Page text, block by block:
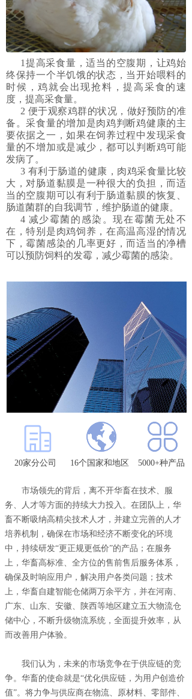
1提高采食量，适当的空腹期，让鸡始
终保持一个半饥饿的状态，当开始喂料的
时候，鸡就会出现抢料，提高采食的速
度，提高采食量。
2 便于观察鸡群的状况，做好预防的准
备。采食量的增加是肉鸡判断鸡健康的主
要依据之一，如果在饲养过程中发现采食
量的不增加或是减少，都可以判断鸡可能
发病了。
3 有利于肠道的健康，肉鸡采食量比较
大，对肠道黏膜是一种很大的负担，而适
当的空腹期可以有利于肠道黏膜的恢复、
肠道菌群的自我调节，维护肠道的健康。
4 减少霉菌的感染。现在霉菌无处不
在，特别是肉鸡饲养，在高温高湿的情况
下，霉菌感染的几率更好，而适当的净槽
可以预防饲料的发霉，减少霉菌的感染。
5000+种产品
16个国家和地区
20家分公司
市场领先的背后，离不开华畜在技术、服
务、人才等方面的持续大力投入。在团队上，华
畜不断吸纳高精尖技术人才，并建立完善的人才
培养机制，确保在市场和经济不断变化的环境
中，持续研发“更正规更低价”的产品；在服务
上，华畜高标准、全方位的售前售后服务体系，
确保及时响应用户，解决用户各类问题；技术
上，华畜自建智能仓储两万余平方，并在河南、
广东、山东、安徽、陕西等地区建立五大物流仓
储中心，不断升级物流系统，全面提升效率，从
而改善用户体验。
我们认为，未来的市场竞争在于供应链的竞
争。华畜的使命就是“优化供应链，为用户创造价
值”。将力争与供应商在物流、原材料、零部件、